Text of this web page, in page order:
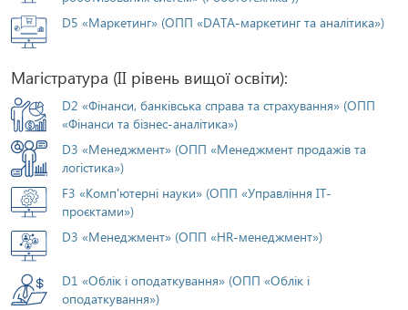
D5 «Маркетинг» (ОПП «DATA-маркетинг та аналітика»)
Магістратура (ІІ рівень вищої освіти):
D2 «Фінанси, банківська справа та страхування» (ОПП
«Фінанси та бізнес-аналітика»)
D3 «Менеджмент» (ОПП «Менеджмент продажів та
логістика»)
F3 «Комп'ютерні науки» (ОПП «Управління ІТ-
проєктами»)
D3 «Менеджмент» (ОПП «HR-менеджмент»)
D1 «Облік і оподаткування» (ОПП «Облік і
оподаткування»)